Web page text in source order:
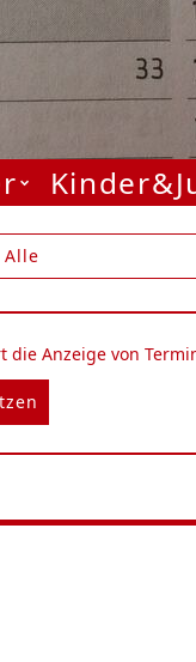
Alle
die Anzeige von